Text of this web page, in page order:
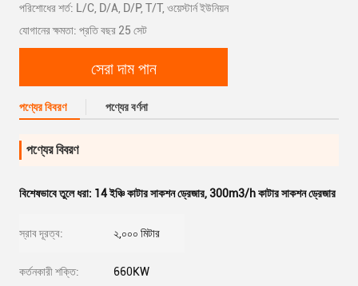
পরিশোধের শর্ত: L/C, D/A, D/P, T/T, ওয়েস্টার্ন ইউনিয়ন
যোগানের ক্ষমতা: প্রতি বছর 25 সেট
সেরা দাম পান
পণ্যের বিবরণ পণ্যের বর্ণনা
পণ্যের বিবরণ
বিশেষভাবে তুলে ধরা: 14 ইঞ্চি কাটার সাকশন ড্রেজার,300m3/h কাটার সাকশন ড্রেজার
স্রাব দূরত্ব: ২,০০০ মিটার
কর্তনকারী শক্তি: 660KW